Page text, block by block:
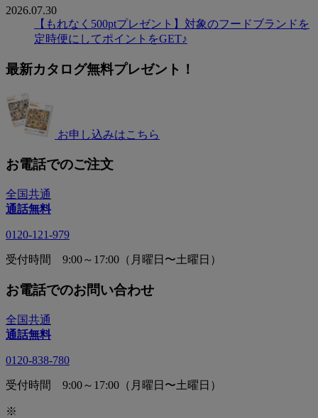
2026.07.30
【もれなく500ptプレゼント】対象のフードブランドを
定時便にしてポイントをGET♪
最新カタログ無料プレゼント！
お申し込みはこちら
お電話でのご注文
全国共通
通話無料
0120-121-979
受付時間 9:00～17:00（月曜日〜土曜日）
お電話でのお問い合わせ
全国共通
通話無料
0120-838-780
受付時間 9:00～17:00（月曜日〜土曜日）
※